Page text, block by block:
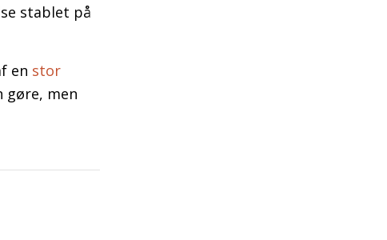
stablet på
en stor
gøre, men